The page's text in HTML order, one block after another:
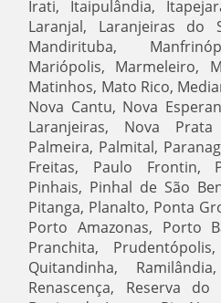
Irati, Itaipulândia,
Laranjal, Laranjeiras do
Mandirituba,
Mariópolis, Marmeleiro,
Matinhos, Mato Rico,
Nova Cantu, Nova
Laranjeiras, Nova
Palmeira, Palmital,
Freitas, Paulo Frontin,
Pinhais, Pinhal de São
Pitanga, Planalto, Ponta
Porto Amazonas, Porto
Pranchita,
Quitandinha,
Renascença, Reserva